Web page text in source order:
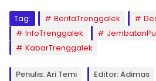
Tag: BeritaTrenggalek
​InfoTrenggalek
KabarTrenggalek
Penulis: Ari Temi Editor: Adimas